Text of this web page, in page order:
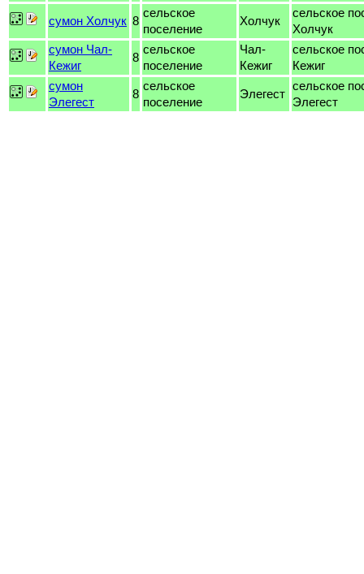
сумон Холчук 8
сельское
поселение
Холчук
сельское
Холчук
сумон Чал-
Кежиг
8
сельское
поселение
Чал-
Кежиг
сельское
Кежиг
сумон
Элегест
8
сельское
поселение
Элегест
сельское
Элегест